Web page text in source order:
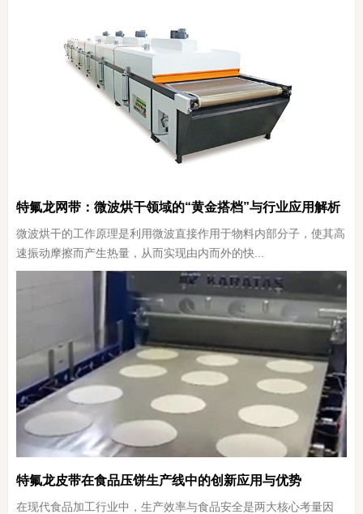
特氟龙网带：微波烘干领域的“黄金搭档”与行业应用解析
微波烘干的工作原理是利用微波直接作用于物料内部分子，使其高
速振动摩擦而产生热量，从而实现由内而外的快...
特氟龙皮带在食品压饼生产线中的创新应用与优势
在现代食品加工行业中，生产效率与食品安全是两大核心考量因